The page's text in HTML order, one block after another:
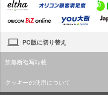
PC版に切り替え
禁無断複写転載
クッキーの使用について